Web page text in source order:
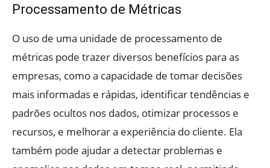
Processamento de Métricas
O uso de uma unidade de processamento de
métricas pode trazer diversos benefícios para as
empresas, como a capacidade de tomar decisões
mais informadas e rápidas, identificar tendências e
padrões ocultos nos dados, otimizar processos e
recursos, e melhorar a experiência do cliente. Ela
também pode ajudar a detectar problemas e